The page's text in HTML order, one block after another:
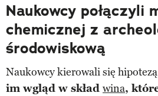
Naukowcy połączyli
chemicznej z
środowiskową
Naukowcy kierowali się
im wgląd w skład wina,